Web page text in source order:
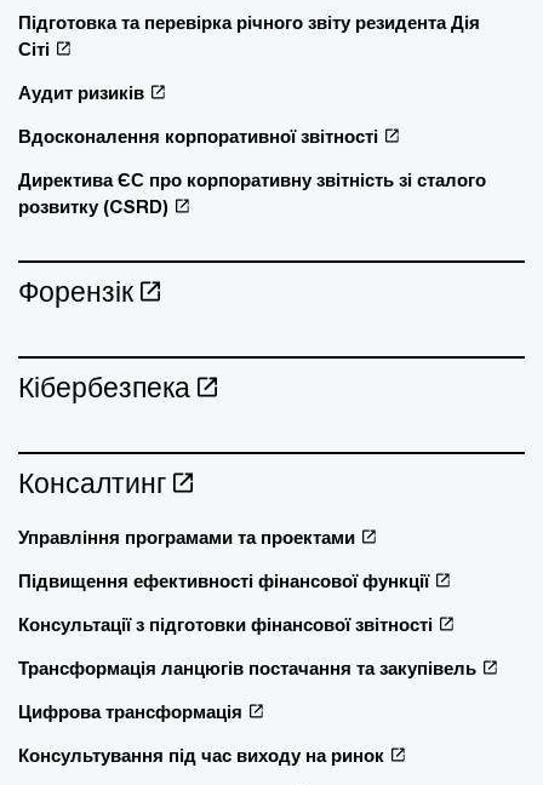
Підготовка та перевірка річного звіту резидента Дія
Сіті
Аудит ризиків
Вдосконалення корпоративної звітності
Директива ЄС про корпоративну звітність зі сталого
розвитку (CSRD)
Форензік
Кібербезпека
Консалтинг
Управління програмами та проектами
Підвищення ефективності фінансової функції
Консультації з підготовки фінансової звітності
Трансформація ланцюгів постачання та закупівель
Цифрова трансформація
Консультування під час виходу на ринок